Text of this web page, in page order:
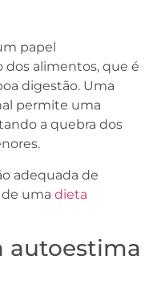
papel
alimentos, que é
digestão. Uma
permite uma
a quebra dos
adequada de
uma dieta
autoestima